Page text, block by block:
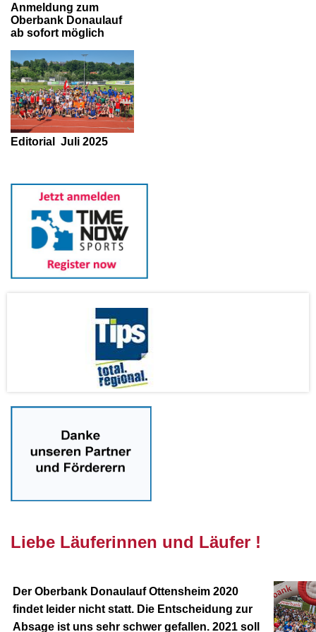
Anmeldung zum
Oberbank Donaulauf
ab sofort möglich
Editorial Juli 2025
Liebe Läuferinnen und Läufer !
Der Oberbank Donaulauf Ottensheim 2020
findet leider nicht statt. Die Entscheidung zur
Absage ist uns sehr schwer gefallen. 2021 soll